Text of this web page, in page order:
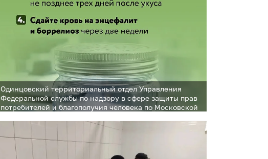
Одинцовский территориальный отдел Управления
Федеральной службы по надзору в сфере защиты прав
потребителей и благополучия человека по Московской
сезонной активности клещей